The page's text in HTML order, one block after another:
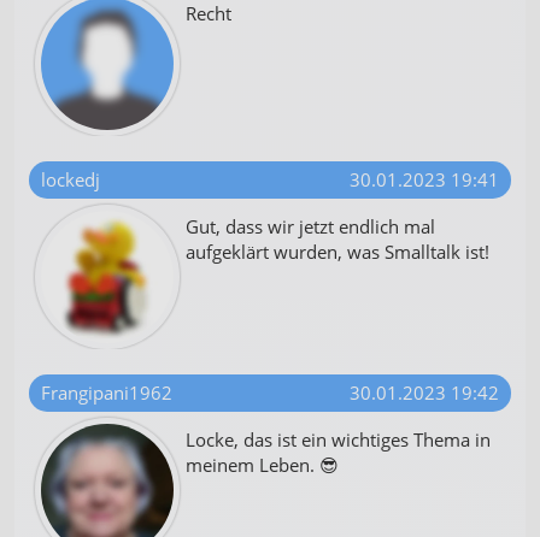
Recht
lockedj
30.01.2023 19:41
Gut, dass wir jetzt endlich mal
aufgeklärt wurden, was Smalltalk ist!
Frangipani1962
30.01.2023 19:42
Locke, das ist ein wichtiges Thema in
meinem Leben. 😎